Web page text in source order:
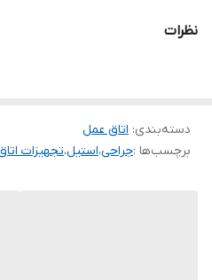
نظرات
دسته‌بندی: اتاق عمل
برچسب‌ها :جراحی،استیل،تجهیزات